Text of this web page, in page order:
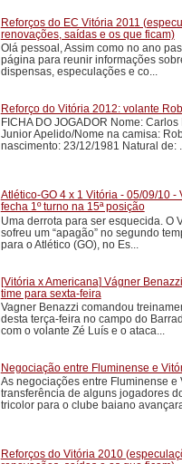
Reforços do EC Vitória 2011
renovações, saídas e os que ficam)
Olá pessoal, Assim como no ano
página para reunir informações
dispensas, especulações e co...
Reforço do Vitória 2012: volante
FICHA DO JOGADOR Nome:
Junior Apelido/Nome na camisa:
nascimento: 23/12/1981 Natural de: ...
Atlético-GO 4 x 1 Vitória - 05/09/10 -
fecha 1º turno na 15ª posição
Uma derrota para ser esquecida. O
sofreu um “apagão” no segundo
para o Atlético (GO), no Es...
[Vitória x Americana] Vágner
time para sexta-feira
Vagner Benazzi comandou
desta terça-feira no campo do
com o volante Zé Luís e o ataca...
Negociação entre Fluminense e
As negociações entre Fluminense e
transferência de alguns jogadores
tricolor para o clube baiano
Reforços do Vitória 2010